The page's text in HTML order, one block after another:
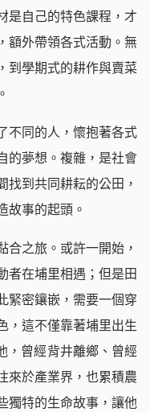
是自己的特色課程，才
額外帶領各式活動。無
到學期式的耕作與賣菜
不同的人，懷抱著各式
的夢想。複雜，是社會
找到共同耕耘的公田，
故事的起頭。
合之旅。或許一開始，
者在埔里相遇；但是田
緊密鑲嵌，需要一個穿
，這不僅靠著埔里出生
，曾經背井離鄉、曾經
來於產業界，也累積農
獨特的生命故事，讓他